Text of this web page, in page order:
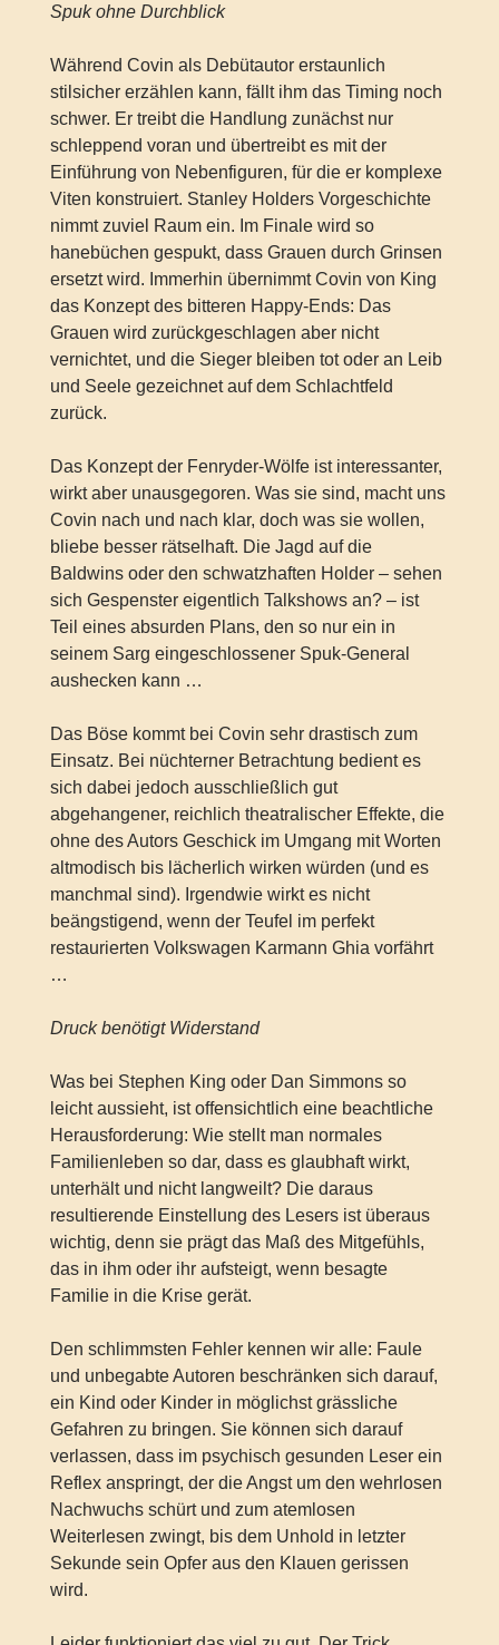
Spuk ohne Durchblick
Während Covin als Debütautor erstaunlich
stilsicher erzählen kann, fällt ihm das Timing noch
schwer. Er treibt die Handlung zunächst nur
schleppend voran und übertreibt es mit der
Einführung von Nebenfiguren, für die er komplexe
Viten konstruiert. Stanley Holders Vorgeschichte
nimmt zuviel Raum ein. Im Finale wird so
hanebüchen gespukt, dass Grauen durch Grinsen
ersetzt wird. Immerhin übernimmt Covin von King
das Konzept des bitteren Happy-Ends: Das
Grauen wird zurückgeschlagen aber nicht
vernichtet, und die Sieger bleiben tot oder an Leib
und Seele gezeichnet auf dem Schlachtfeld
zurück.
Das Konzept der Fenryder-Wölfe ist interessanter,
wirkt aber unausgegoren. Was sie sind, macht uns
Covin nach und nach klar, doch was sie wollen,
bliebe besser rätselhaft. Die Jagd auf die
Baldwins oder den schwatzhaften Holder – sehen
sich Gespenster eigentlich Talkshows an? – ist
Teil eines absurden Plans, den so nur ein in
seinem Sarg eingeschlossener Spuk-General
aushecken kann …
Das Böse kommt bei Covin sehr drastisch zum
Einsatz. Bei nüchterner Betrachtung bedient es
sich dabei jedoch ausschließlich gut
abgehangener, reichlich theatralischer Effekte, die
ohne des Autors Geschick im Umgang mit Worten
altmodisch bis lächerlich wirken würden (und es
manchmal sind). Irgendwie wirkt es nicht
beängstigend, wenn der Teufel im perfekt
restaurierten Volkswagen Karmann Ghia vorfährt
…
Druck benötigt Widerstand
Was bei Stephen King oder Dan Simmons so
leicht aussieht, ist offensichtlich eine beachtliche
Herausforderung: Wie stellt man normales
Familienleben so dar, dass es glaubhaft wirkt,
unterhält und nicht langweilt? Die daraus
resultierende Einstellung des Lesers ist überaus
wichtig, denn sie prägt das Maß des Mitgefühls,
das in ihm oder ihr aufsteigt, wenn besagte
Familie in die Krise gerät.
Den schlimmsten Fehler kennen wir alle: Faule
und unbegabte Autoren beschränken sich darauf,
ein Kind oder Kinder in möglichst grässliche
Gefahren zu bringen. Sie können sich darauf
verlassen, dass im psychisch gesunden Leser ein
Reflex anspringt, der die Angst um den wehrlosen
Nachwuchs schürt und zum atemlosen
Weiterlesen zwingt, bis dem Unhold in letzter
Sekunde sein Opfer aus den Klauen gerissen
wird.